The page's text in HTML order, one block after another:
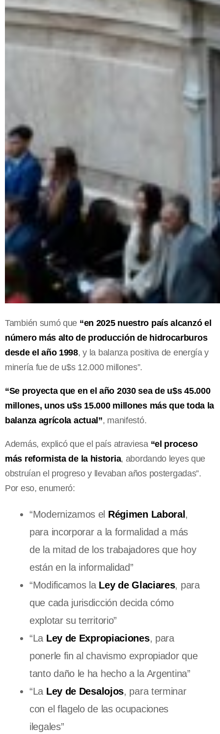
También sumó que “en 2025 nuestro país alcanzó el
número más alto de producción de hidrocarburos
desde el año 1998, y la balanza positiva de energía y
minería fue de u$s 12.000 millones”.
“Se proyecta que en el año 2030 sea de u$s 45.000
millones, unos u$s 15.000 millones más que toda la
balanza agrícola actual”, manifestó.
Además, explicó que el país atraviesa“el proceso
más reformista de la historia, abordando leyes que
obstruían el progreso y llevaban años postergadas”.
Por eso, enumeró:
“Modernizamos el Régimen Laboral ,
para incorporar a la formalidad a más
de la mitad de los trabajadores que hoy
están en la informalidad”
“Modificamos la Ley de Glaciares, para
que cada jurisdicción decida cómo
explotar su territorio”
“La Ley de Expropiaciones, para
ponerle fin al chavismo expropiador que
tanto daño le ha hecho a la Argentina”
“La Ley de Desalojos, para terminar
con el flagelo de las ocupaciones
ilegales”